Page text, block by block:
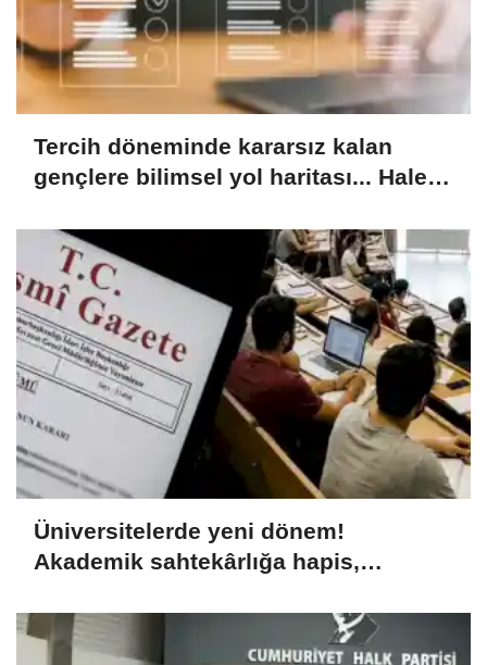
Tercih döneminde kararsız kalan
gençlere bilimsel yol haritası... Halen
Üniversitelerde yeni dönem!
Akademik sahtekârlığa hapis,